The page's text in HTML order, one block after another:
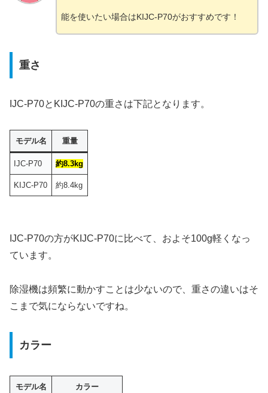
能を使いたい場合はKIJC-P70がおすすめです！
重さ
IJC-P70とKIJC-P70の重さは下記となります。
モデル名 重量
IJC-P70 約8.3kg
KIJC-P70 約8.4kg
IJC-P70の方がKIJC-P70に比べて、およそ100g軽くなっ
ています。
除湿機は頻繁に動かすことは少ないので、重さの違いはそ
こまで気にならないですね。
カラー
モデル名 カラー